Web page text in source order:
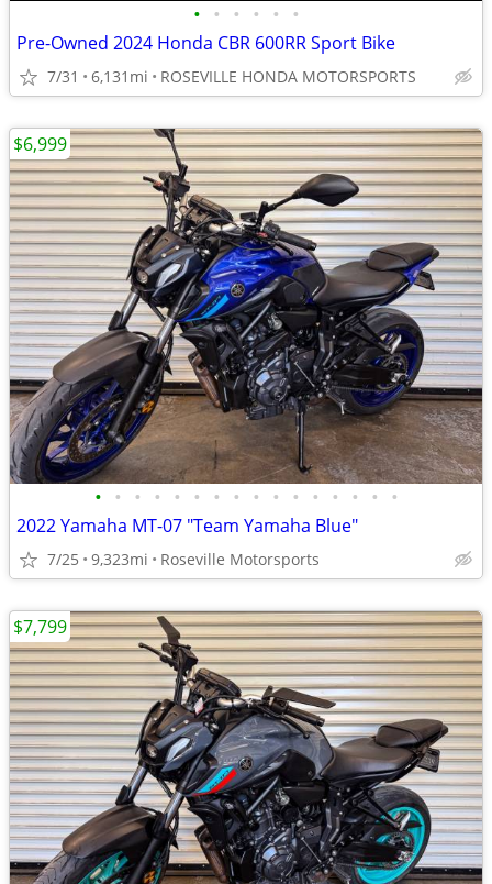
• • • • • •
Pre-Owned 2024 Honda CBR 600RR Sport Bike
7/31 6,131mi ROSEVILLE HONDA MOTORSPORTS
• • • • • • • • • • • • • • • •
2022 Yamaha MT-07 "Team Yamaha Blue"
7/25 9,323mi Roseville Motorsports
$6,999
$7,799